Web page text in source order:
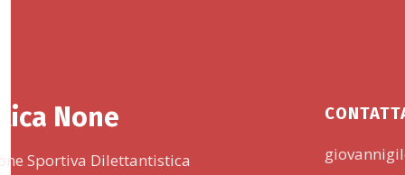
None
Sportiva Dilettantistica